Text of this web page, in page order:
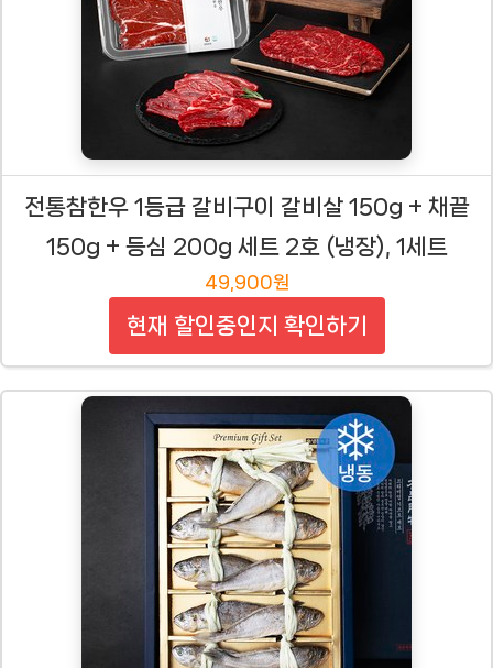
전통참한우 1등급 갈비구이 갈비살 150g + 채끝
150g + 등심 200g 세트 2호 (냉장), 1세트
49,900원
현재 할인중인지 확인하기